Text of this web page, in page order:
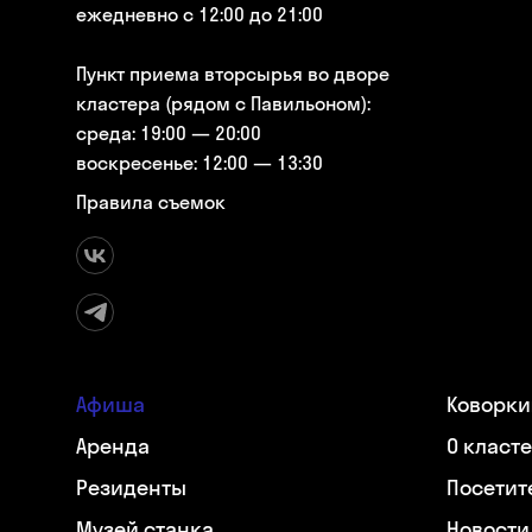
ежедневно с 12:00 до 21:00
Пункт приема вторсырья во дворе
кластера (рядом с Павильоном):
среда: 19:00 — 20:00
воскресенье: 12:00 — 13:30
Правила съемок
Афиша
Аренда
Резиденты
О